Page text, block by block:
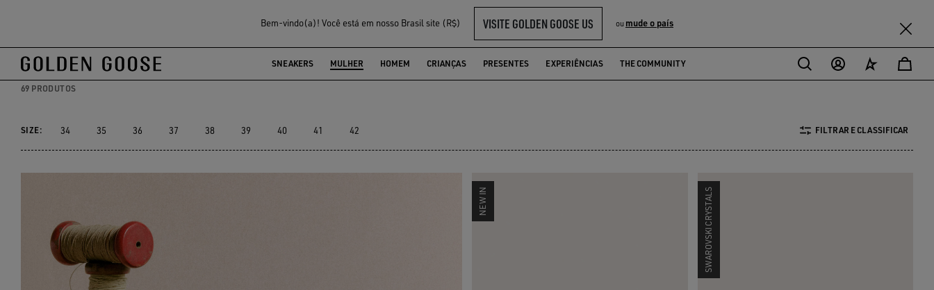
Bem-vindo(a)! Você está em nosso Brasil site (R$) VISITE GOLDEN GOOSE US ou mude o país
SNEAKERS MULHER HOMEM CRIANÇAS PRESENTES EXPERIÊNCIAS THE COMMUNITY
TÊNIS SWAROVSKI
69 PRODUTOS
SIZE: 34 35 36 37 38 39 40 41 42 FILTRAR E CLASSIFICAR
NEW IN SWAROVSKI CRYSTALS